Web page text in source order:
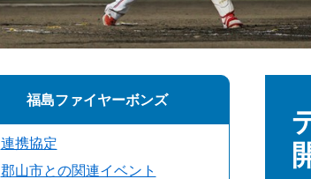
福島ファイヤーボンズ
連携協定
郡山市との関連イベント